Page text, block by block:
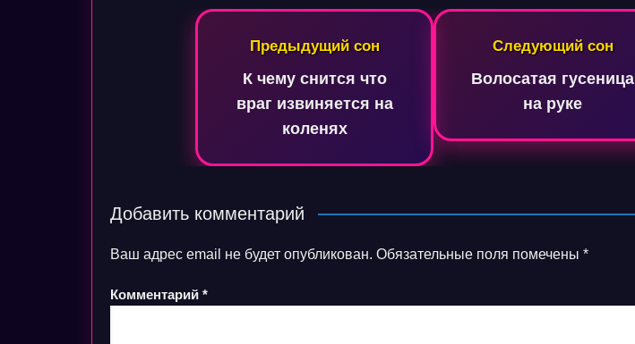
Навигация
Предыдущий сон
К чему снится что
враг извиняется на
коленях
Следующий сон
Волосатая гусеница
на руке
Добавить комментарий
Ваш адрес email не будет опубликован. Обязательные поля помечены *
Комментарий *